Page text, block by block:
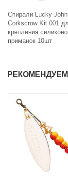
Спирали Lucky
Corkscrow Kit 001
крепления
приманок 10шт